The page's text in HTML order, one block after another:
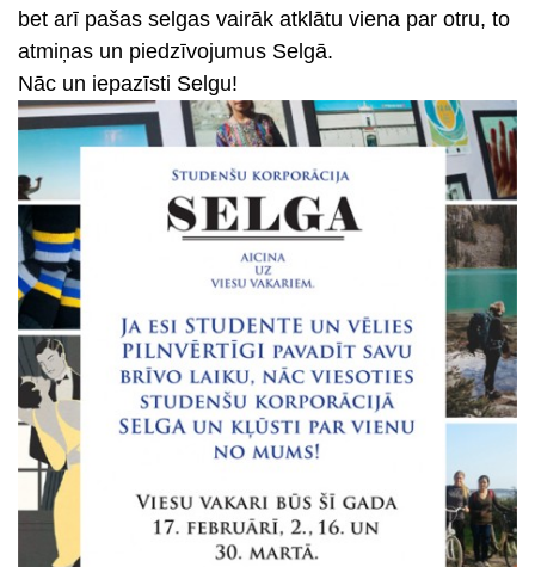
bet arī pašas selgas vairāk atklātu viena par otru, to
atmiņas un piedzīvojumus Selgā.
Nāc un iepazīsti Selgu!